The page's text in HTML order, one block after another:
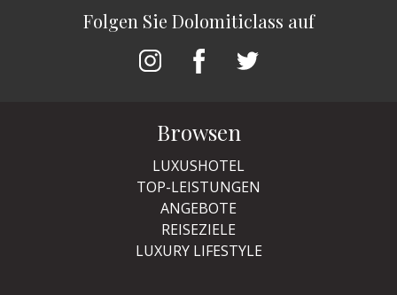
Folgen Sie Dolomiticlass auf
Browsen
LUXUSHOTEL
TOP-LEISTUNGEN
ANGEBOTE
REISEZIELE
LUXURY LIFESTYLE